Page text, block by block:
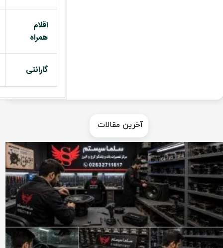
اقلام
همراه
گارانتی
​​آخرین مقالات